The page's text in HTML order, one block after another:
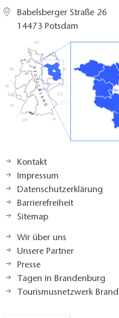
Babelsberger Straße 26
14473 Potsdam
Kontakt
Impressum
Datenschutzerklärung
Barrierefreiheit
Sitemap
Wir über uns
Unsere Partner
Presse
Tagen in Brandenburg
Tourismusnetzwerk